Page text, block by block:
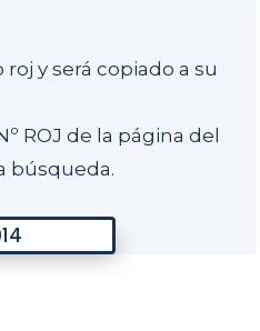
y será copiado a su
ROJ de la página del
búsqueda.